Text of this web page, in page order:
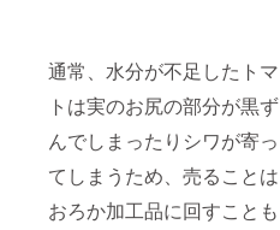
通常、水分が不足したトマ
トは実のお尻の部分が黒ず
んでしまったりシワが寄っ
てしまうため、売ることは
おろか加工品に回すことも